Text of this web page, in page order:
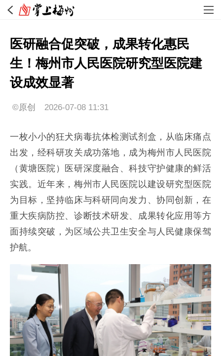
医研融合促突破，成果转化惠民
生！梅州市人民医院研究型医院建
设成效显著
©原创 2026-07-08 11:31
一枚小小的狂犬病毒抗体检测试剂盒，从临床痛点
出发，经科研攻关成功落地，成为梅州市人民医院
（黄塘医院）医研深度融合、科技守护健康的鲜活
实践。近年来，梅州市人民医院以建设研究型医院
为目标，坚持临床与科研同向发力、协同创新，在
重大疾病防控、诊断技术研发、成果转化应用等方
面持续突破，为区域公共卫生安全与人民健康保驾
护航。